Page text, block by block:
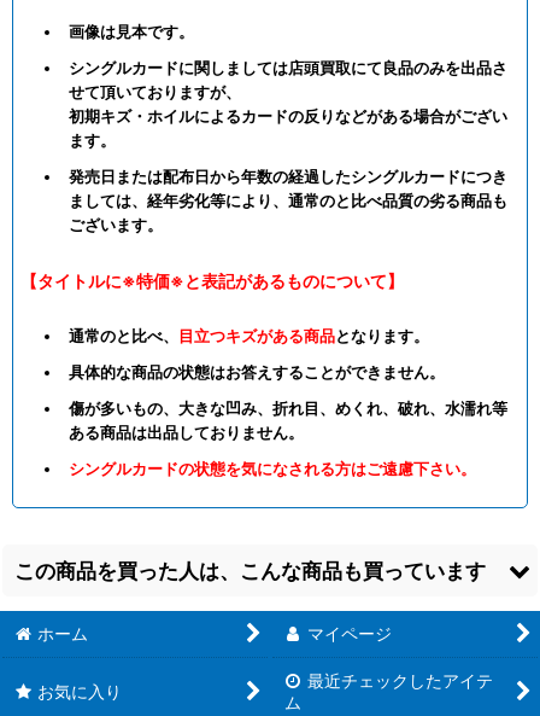
画像は見本です。
シングルカードに関しましては店頭買取にて良品のみを出品さ
せて頂いておりますが、
初期キズ・ホイルによるカードの反りなどがある場合がござい
ます。
発売日または配布日から年数の経過したシングルカードにつき
ましては、経年劣化等により、通常のと比べ品質の劣る商品も
ございます。
【タイトルに※特価※と表記があるものについて】
通常のと比べ、 目立つキズがある商品となります。
具体的な商品の状態はお答えすることができません。
傷が多いもの、大きな凹み、折れ目、めくれ、破れ、水濡れ等
ある商品は出品しておりません。
シングルカードの状態を気になされる方はご遠慮下さい。
この商品を買った人は、こんな商品も買っています
ホーム マイページ
お気に入り
最近チェックしたアイテ
ム